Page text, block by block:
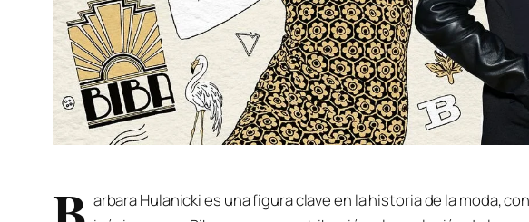
arbara Hulanicki es una figura clave en la historia de la moda,